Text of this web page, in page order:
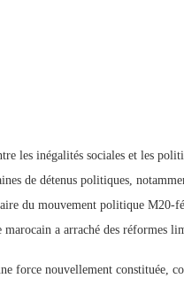
les inégalités sociales et les
de détenus politiques,
du mouvement politique M20-
a arraché des réformes
force nouvellement constituée,